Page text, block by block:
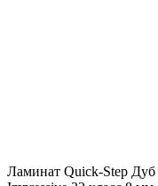
Ламинат Quick-Step